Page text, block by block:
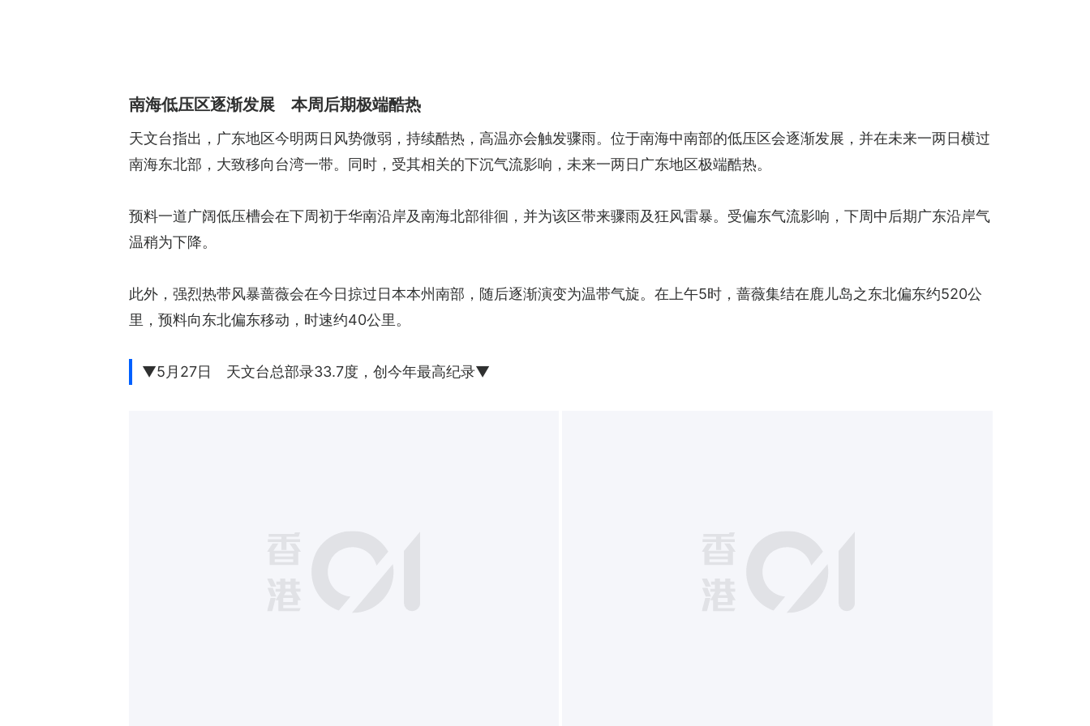
南海低压区逐渐发展 本周后期极端酷热
天文台指出，广东地区今明两日风势微弱，持续酷热，高温亦会触发骤雨。位于南海中南部的低压区会逐渐发展，并在未来一两日横过
南海东北部，大致移向台湾一带。同时，受其相关的下沉气流影响，未来一两日广东地区极端酷热。
预料一道广阔低压槽会在下周初于华南沿岸及南海北部徘徊，并为该区带来骤雨及狂风雷暴。受偏东气流影响，下周中后期广东沿岸气
温稍为下降。
此外，强烈热带风暴蔷薇会在今日掠过日本本州南部，随后逐渐演变为温带气旋。在上午5时，蔷薇集结在鹿儿岛之东北偏东约520公
里，预料向东北偏东移动，时速约40公里。
▼5月27日 天文台总部录33.7度，创今年最高纪录▼